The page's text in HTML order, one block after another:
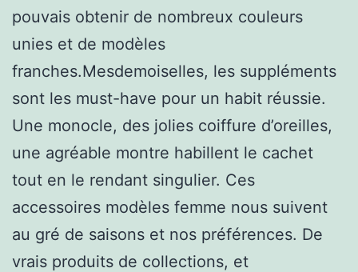
pouvais obtenir de nombreux couleurs
unies et de modèles
franches.Mesdemoiselles, les suppléments
sont les must-have pour un habit réussie.
Une monocle, des jolies coiffure d’oreilles,
une agréable montre habillent le cachet
tout en le rendant singulier. Ces
accessoires modèles femme nous suivent
au gré de saisons et nos préférences. De
vrais produits de collections, et